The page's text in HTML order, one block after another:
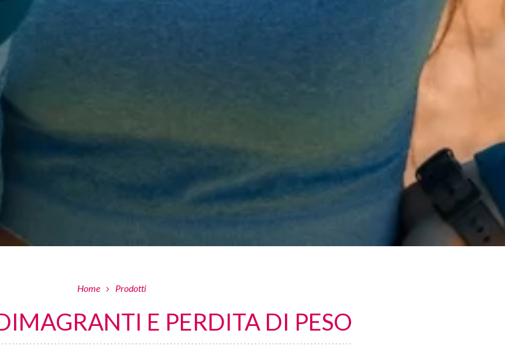
Home Prodotti
E PERDITA DI PESO